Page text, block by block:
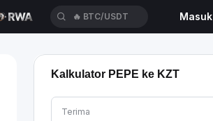
🔥 BTC/USDT Masuk
Kalkulator PEPE ke KZT
Terima